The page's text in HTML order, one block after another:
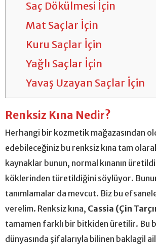
Saç Dökülmesi İçin
Mat Saçlar İçin
Kuru Saçlar İçin
Yağlı Saçlar İçin
Yavaş Uzayan Saçlar İçin
Renksiz Kına Nedir?
Herhangi bir kozmetik mağazasından
edebileceğiniz bu renksiz kına tam
kaynaklar bunun, normal kınanın
köklerinden türetildiğini söylüyor. Bunun
tanımlamalar da mevcut. Biz bu
verelim. Renksiz kına, Cassia (Çin
tamamen farklı bir bitkiden üretilir. Bu
dünyasında şifalarıyla bilinen baklagil